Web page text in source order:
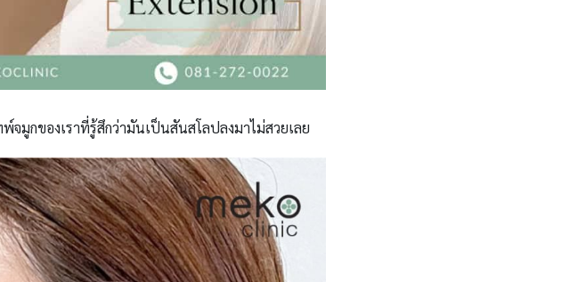
มูกของเราที่รู้สึกว่ามันเป็นสันสโลปลงมาไม่สวยเลย